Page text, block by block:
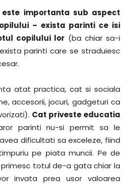
importanta sub aspect
– exista parinti ce isi
copilului lor (ba chiar sa-i
parinti care se straduiesc
atat practica, cat si sociala
accesorii, jocuri, gadgeturi ca
Cat priveste educatia
parinti nu-si permit sa le
dificultati sa exceleze, fiind
pe piata muncii. Pe de
totul de-a gata chiar la
invata prea usor valoarea